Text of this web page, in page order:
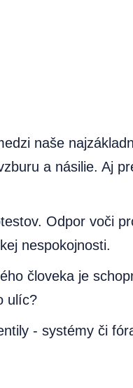
naše
a násilie. Aj
Odpor voči
nespokojnosti.
človeka je
ulíc?
- systémy či